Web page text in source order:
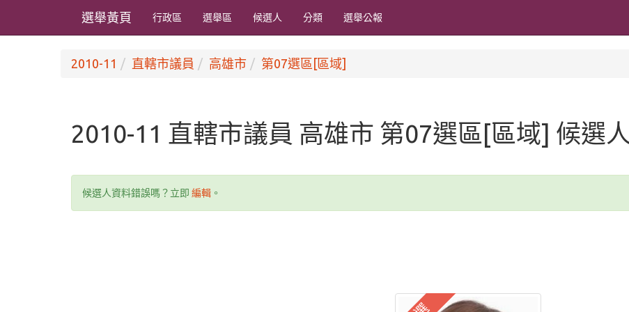
選舉黃頁 行政區 選舉區 候選人 分類 選舉公報
2010-11 直轄市議員 高雄市 第07選區[區域]
2010-11 直轄市議員 高雄市 第07選區[區域] 候選人
候選人資料錯誤嗎？立即 編輯 。